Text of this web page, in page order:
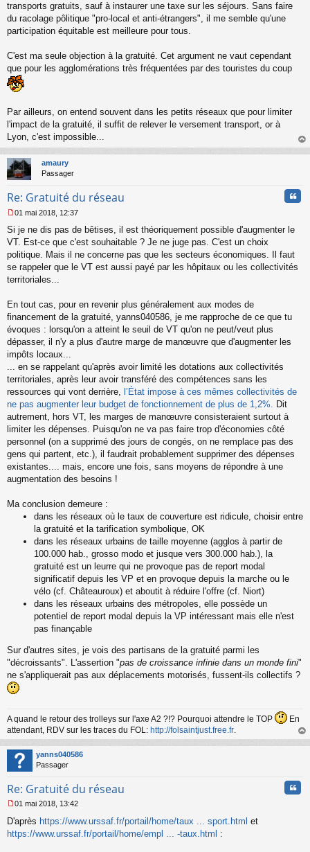
transports gratuits, sauf à instaurer une taxe sur les séjours. Sans faire
du racolage pôlitique "pro-local et anti-étrangers", il me semble qu'une
participation équitable est meilleure pour tous.
C'est ma seule objection à la gratuité. Cet argument ne vaut cependant
que pour les agglomérations très fréquentées par des touristes du coup
Par ailleurs, on entend souvent dans les petits réseaux que pour limiter
l'impact de la gratuité, il suffit de relever le versement transport, or à
Lyon, c'est impossible...
au
amaury
Passager
Re: Gratuité du réseau
e
s
s
g
e
o
n
u
01 mai 2018, 12:37
Si je ne dis pas de bêtises, il est théoriquement possible d'augmenter le
VT. Est-ce que c'est souhaitable ? Je ne juge pas. C'est un choix
politique. Mais il ne concerne pas que les secteurs économiques. Il faut
se rappeler que le VT est aussi payé par les hôpitaux ou les collectivités
territoriales...
En tout cas, pour en revenir plus généralement aux modes de
financement de la gratuité, yanns040586, je me rapproche de ce que tu
évoques : lorsqu'on a atteint le seuil de VT qu'on ne peut/veut plus
dépasser, il n'y a plus d'autre marge de manœuvre que d'augmenter les
impôts locaux...
... en se rappelant qu'après avoir limité les dotations aux collectivités
territoriales, après leur avoir transféré des compétences sans les
ressources qui vont derrière, l’État impose à ces mêmes collectivités de
ne pas augmenter leur budget de fonctionnement de plus de 1,2%. Dit
autrement, hors VT, les marges de manœuvre consisteraient surtout à
limiter les dépenses. Puisqu'on ne va pas faire trop d'économies côté
personnel (on a supprimé des jours de congés, on ne remplace pas des
gens qui partent, etc.), il faudrait probablement supprimer des dépenses
existantes.... mais, encore une fois, sans moyens de répondre à une
augmentation des besoins !
Ma conclusion demeure :
dans les réseaux où le taux de couverture est ridicule, choisir entre
la gratuité et la tarification symbolique, OK
dans les réseaux urbains de taille moyenne (agglos à partir de
100.000 hab., grosso modo et jusque vers 300.000 hab.), la
gratuité est un leurre qui ne provoque pas de report modal
significatif depuis les VP et en provoque depuis la marche ou le
vélo (cf. Châteauroux) et aboutit à réduire l'offre (cf. Niort)
dans les réseaux urbains des métropoles, elle possède un
potentiel de report modal depuis la VP intéressant mais elle n'est
pas finançable
Sur d'autres sites, je vois des partisans de la gratuité parmi les
"décroissants". L'assertion "pas de croissance infinie dans un monde fini"
ne s'appliquerait pas aux déplacements motorisés, fussent-ils collectifs ?
A quand le retour des trolleys sur l'axe A2 ?!? Pourquoi attendre le TOP
En
attendant, RDV sur les traces du FOL: http://folsaintjust.free.fr
au
yanns040586
Passager
Re: Gratuité du réseau
e
s
01 mai 2018, 13:42
D'après https://www.urssaf.fr/portail/home/taux ... sport.html et
https://www.urssaf.fr/portail/home/empl ... -taux.html :